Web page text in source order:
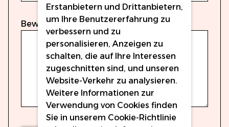
Bewertungen
Erstanbietern und Drittanbietern,
um Ihre Benutzererfahrung zu
verbessern und zu
personalisieren, Anzeigen zu
schalten, die auf Ihre Interessen
zugeschnitten sind, und unseren
Website-Verkehr zu analysieren.
Weitere Informationen zur
Verwendung von Cookies finden
Sie in unserem Cookie-Richtlinie